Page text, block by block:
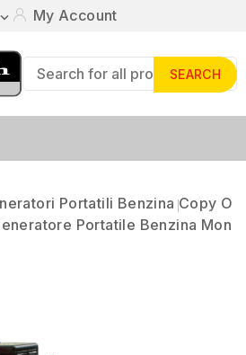
 My Account
SEARCH
Portatili Benzina Copy O
Portatile Benzina Mon